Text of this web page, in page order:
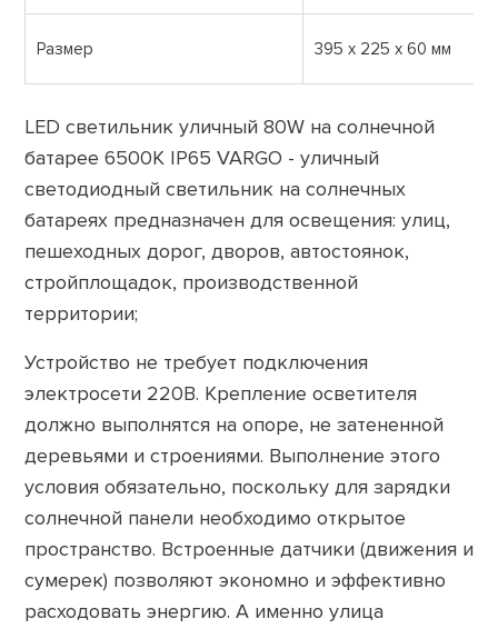
Размер 395 х 225 х 60 мм
LED светильник уличный 80W на солнечной
батарее 6500K IP65 VARGO - уличный
светодиодный светильник на солнечных
батареях предназначен для освещения: улиц,
пешеходных дорог, дворов, автостоянок,
стройплощадок, производственной
территории;
Устройство не требует подключения
электросети 220В. Крепление осветителя
должно выполнятся на опоре, не затененной
деревьями и строениями. Выполнение этого
условия обязательно, поскольку для зарядки
солнечной панели необходимо открытое
пространство. Встроенные датчики (движения и
сумерек) позволяют экономно и эффективно
расходовать энергию. А именно улица